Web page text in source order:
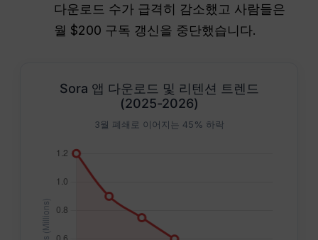
다운로드 수가 급격히 감소했고 사람들은
월 $200 구독 갱신을 중단했습니다.
Sora 앱 다운로드 및 리텐션 트렌드
(2025-2026)
3월 폐쇄로 이어지는 45% 하락